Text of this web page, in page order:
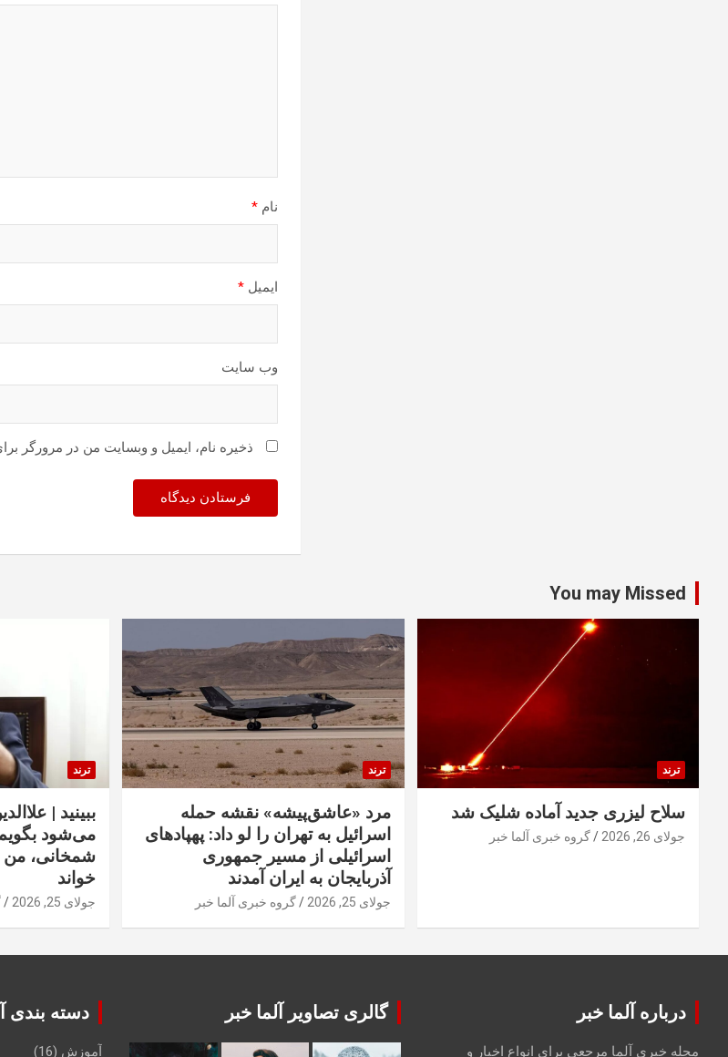
نام *
ایمیل *
وب‌ سایت
ذخیره نام، ایمیل و وبسایت من در مرورگر
You may Missed
ترند
سلاح لیزری جدید آماده شلیک شد
جولای 26, 2026 گروه خبری آلما خبر
ترند
مرد «عاشق‌پیشه» نقشه حمله
اسرائیل به تهران را لو داد: پهپادهای
اسرائیلی از مسیر جمهوری
آذربایجان به ایران آمدند
جولای 25, 2026 گروه خبری آلما خبر
ترند
ببینید |
می‌شود
شمخانی، من
خواند
جولای 25, 2026
درباره آلما خبر
مجله خبری آلما مرجعی برای انواع اخبار و
گالری تصاویر آلما خبر دسته بندی
آموزش (16)